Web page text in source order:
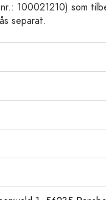
100021210) som
separat.